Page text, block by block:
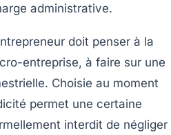
administrative.
doit penser à la
entreprise, à faire sur une
Choisie au moment
permet une certaine
interdit de négliger